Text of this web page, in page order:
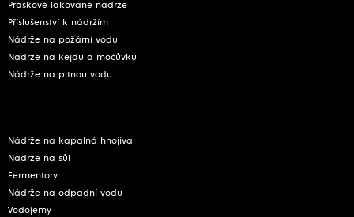
Práškově lakované nádrže
Příslušenství k nádržím
Nádrže na požární vodu
Nádrže na kejdu a močůvku
Nádrže na pitnou vodu
Nádrže na kapalná hnojiva
Nádrže na sůl
Fermentory
Nádrže na odpadní vodu
Vodojemy